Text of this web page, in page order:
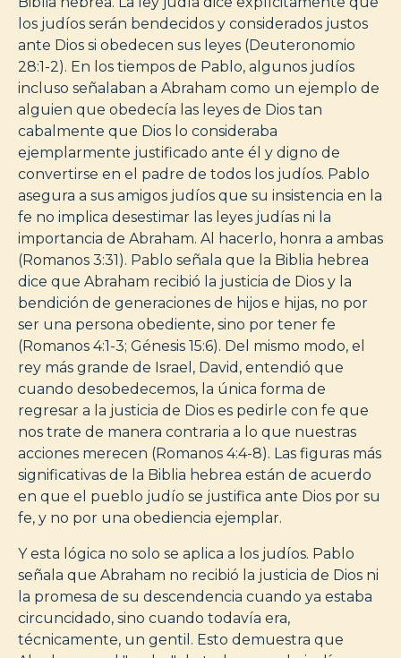
los judíos serán bendecidos y considerados justos
ante Dios si obedecen sus leyes (Deuteronomio
28:1-2). En los tiempos de Pablo, algunos judíos
incluso señalaban a Abraham como un ejemplo de
alguien que obedecía las leyes de Dios tan
cabalmente que Dios lo consideraba
ejemplarmente justificado ante él y digno de
convertirse en el padre de todos los judíos. Pablo
asegura a sus amigos judíos que su insistencia en la
fe no implica desestimar las leyes judías ni la
importancia de Abraham. Al hacerlo, honra a ambas
(Romanos 3:31). Pablo señala que la Biblia hebrea
dice que Abraham recibió la justicia de Dios y la
bendición de generaciones de hijos e hijas, no por
ser una persona obediente, sino por tener fe
(Romanos 4:1-3; Génesis 15:6). Del mismo modo, el
rey más grande de Israel, David, entendió que
cuando desobedecemos, la única forma de
regresar a la justicia de Dios es pedirle con fe que
nos trate de manera contraria a lo que nuestras
acciones merecen (Romanos 4:4-8). Las figuras más
significativas de la Biblia hebrea están de acuerdo
en que el pueblo judío se justifica ante Dios por su
fe, y no por una obediencia ejemplar.
Y esta lógica no solo se aplica a los judíos. Pablo
señala que Abraham no recibió la justicia de Dios ni
la promesa de su descendencia cuando ya estaba
circuncidado, sino cuando todavía era,
técnicamente, un gentil. Esto demuestra que